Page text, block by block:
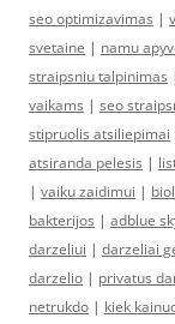
seo optimizavimas |
svetaine | namu
straipsniu talpinimas
vaikams | seo
stipruolis atsiliepimai
atsiranda pelesis |
| vaiku zaidimui |
bakterijos | adblue
darzeliui | darzeliai
darzelio | privatus
netrukdo | kiek